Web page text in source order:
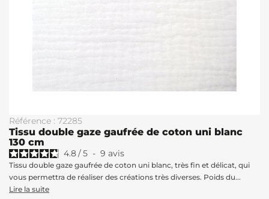
Référence : 72285
Tissu double gaze gaufrée de coton uni blanc
130 cm
4.8/5 - 9 avis
Tissu double gaze gaufrée de coton uni blanc, très fin et délicat, qui
vous permettra de réaliser des créations très diverses. Poids du...
Lire la suite